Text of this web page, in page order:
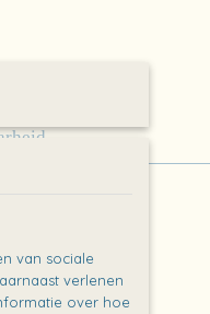
van sociale
verlenen
over hoe